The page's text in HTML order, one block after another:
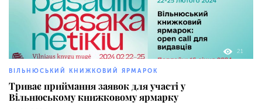
21
ВІЛЬНЮСЬКИЙ КНИЖКОВИЙ ЯРМАРОК
Триває приймання заявок для участі у
Вільнюському книжковому ярмарку